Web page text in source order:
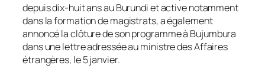
depuis dix-huit ans au Burundi et active notamment
dans la formation de magistrats, a également
annoncé la clôture de son programme à Bujumbura
dans une lettre adressée au ministre des Affaires
étrangères, le 5 janvier.